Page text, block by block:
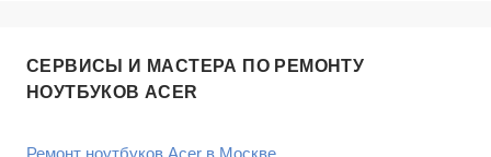
СЕРВИСЫ И МАСТЕРА ПО РЕМОНТУ
НОУТБУКОВ ACER
Ремонт ноутбуков Acer в Москве